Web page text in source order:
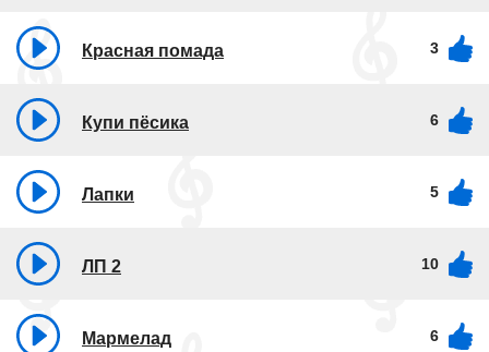
Красная помада 3
Купи пёсика 6
Лапки 5
ЛП 2 10
Мармелад 6